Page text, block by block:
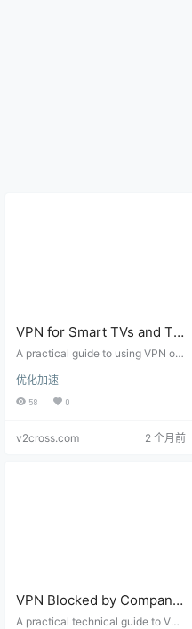
VPN for Smart TVs and TV
Boxes: Router VPN,
DNS, and Streaming
Compatibility
A practical guide to using VPN on
and TV boxes when native VPN a
pps are unavailable, including rout
优化加速
58 0
v2cross.com 2 个月前
VPN Blocked by Company,
Campus, or Hotel Wi-Fi?
A practical technical guide to VPN